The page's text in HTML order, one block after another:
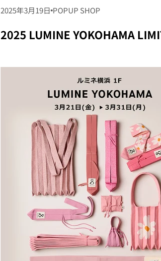
2025年3月19日 POPUP SHOP
2025 LUMINE YOKOHAMA